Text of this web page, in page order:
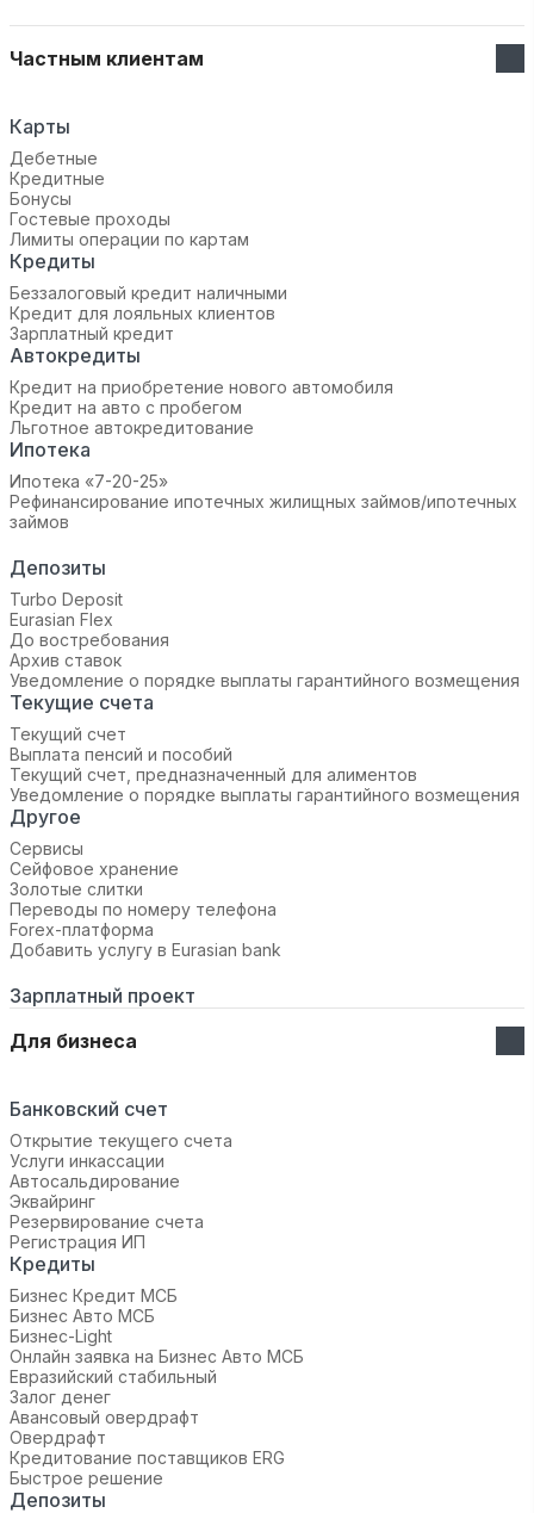
Частным клиентам
Карты
Дебетные
Кредитные
Бонусы
Гостевые проходы
Лимиты операции по картам
Кредиты
Беззалоговый кредит наличными
Кредит для лояльных клиентов
Зарплатный кредит
Автокредиты
Кредит на приобретение нового автомобиля
Кредит на авто с пробегом
Льготное автокредитование
Ипотека
Ипотека «7-20-25»‬
Рефинансирование ипотечных жилищных займов/ипотечных
займов
Депозиты
Turbo Deposit
Eurasian Flex
До востребования
Архив ставок
Уведомление о порядке выплаты гарантийного возмещения
Текущие счета
Текущий счет
Выплата пенсий и пособий
Текущий счет, предназначенный для алиментов
Уведомление о порядке выплаты гарантийного возмещения
Другое
Сервисы
Сейфовое хранение
Золотые слитки
Переводы по номеру телефона
Forex-платформа
Добавить услугу в Eurasian bank
Зарплатный проект
Для бизнеса
Банковский счет
Открытие текущего счета
Услуги инкассации
Автосальдирование
Эквайринг
Резервирование счета
Регистрация ИП
Кредиты
Бизнес Кредит МСБ
Бизнес Авто МСБ
Бизнес-Light
Онлайн заявка на Бизнес Авто МСБ
Евразийский стабильный
Залог денег
Авансовый овердрафт
Овердрафт
Кредитование поставщиков ERG
Быстрое решение
Депозиты